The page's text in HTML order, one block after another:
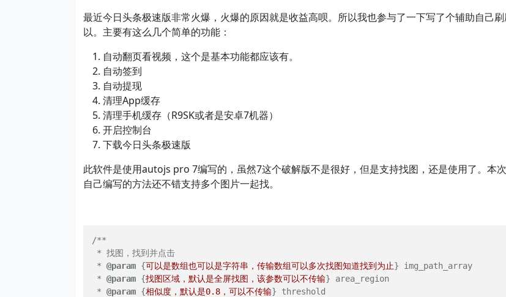
最近今日头条极速版非常火爆，火爆的原因就是收益高呗。所以我也参与了一下写了个辅助自己
以。主要有这么几个简单的功能：
自动翻页看视频，这个是基本功能都应该有。
自动签到
自动提现
清理App缓存
清理手机缓存（R9SK或者是安卓7机器）
开启控制台
下载今日头条极速版
此软件是使用autojs pro 7编写的，虽然7这个破解版不是很好，但是支持找图，还是使用了。本
自己编写的方法还不错支持多个图片一起找。
/**
* 找图，找到并点击
* @param {可以是数组也可以是字符串，传输数组可以多次找图知道找到为止} img_path_array
* @param {找图区域，默认是全屏找图，该参数可以不传输} area_region
* @param {相似度，默认是0.8，可以不传输} threshold